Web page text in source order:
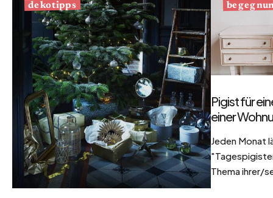
dekotipps
Pigist für
einer
Jeden Monat
Thema ihrer/